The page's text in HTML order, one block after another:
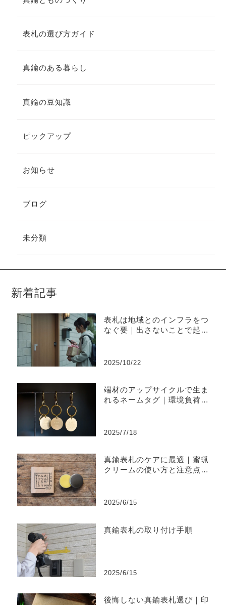
表札の選び方ガイド
真鍮のある暮らし
真鍮の豆知識
ピックアップ
お知らせ
ブログ
未分類
新着記事
表札は地域とのインフラをつ
なぐ要｜出さないことで起き
2025/10/22
端材のアップサイクルで生ま
れるネームタグ｜環境負荷を
2025/7/18
真鍮表札のケアに最適｜蜜蝋
クリームの使い方と注意点ま
2025/6/15
真鍮表札の取り付け手順
2025/6/15
後悔しない真鍮表札選び｜印